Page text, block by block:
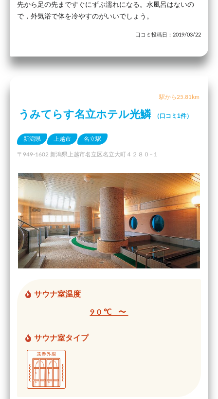
先から足の先まですぐにずぶ濡れになる。水風呂はないの
で，外気浴で体を冷やすのがいいでしょう。
口コミ投稿日：2019/03/22
駅から25.81km
うみてらす名立ホテル光鱗 （口コミ1件）
新潟県 上越市 名立駅
〒949-1602 新潟県上越市名立区名立大町４２８０−１
サウナ室温度
90℃ 〜
サウナ室タイプ